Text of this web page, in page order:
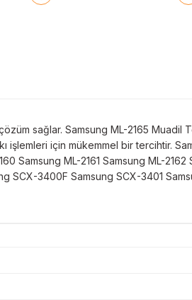
sağlar. Samsung ML-2165
için mükemmel bir tercihtir.
Samsung ML-2161 Samsung ML-
SCX-3400F Samsung SCX-3401